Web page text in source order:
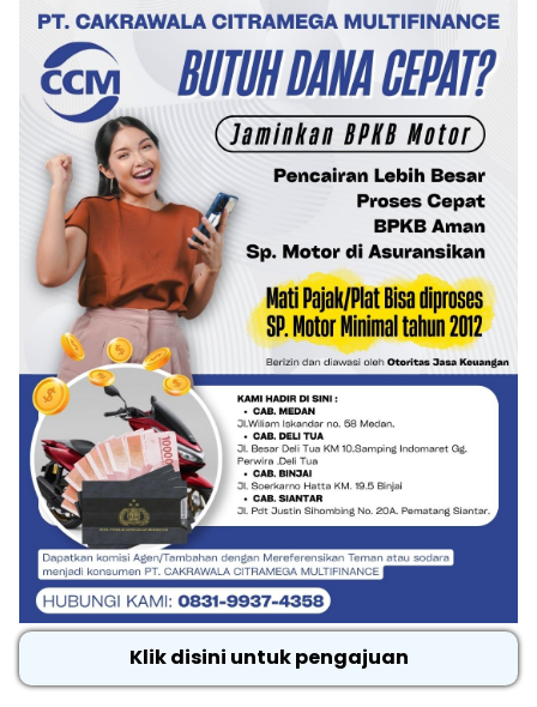
Klik disini untuk pengajuan